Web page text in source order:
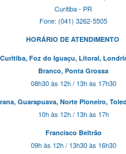
Curitiba - PR
Fone: (041) 3262-5505
HORÁRIO DE ATENDIMENTO
Curitiba,Foz do Iguaçu, Litoral,
Branco, Ponta Grossa
08h30 às 12h / 13h às 17h30
Guarapuava, Norte Pioneiro,
10h às 12h / 13h às 17h
Francisco Beltrão
09h às 12h / 13h30 às 16h30